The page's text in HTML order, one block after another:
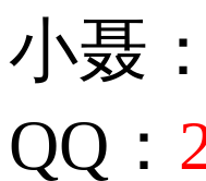
小聂：
QQ：